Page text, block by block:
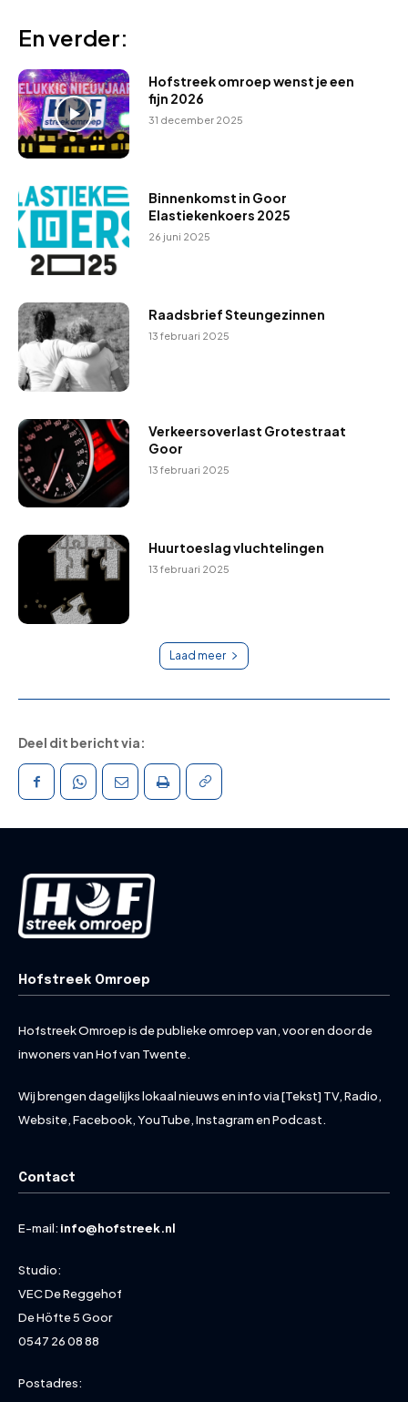
En verder:
Hofstreek omroep wenst je een
fijn 2026
31 december 2025
Binnenkomst in Goor
Elastiekenkoers 2025
26 juni 2025
Raadsbrief Steungezinnen
13 februari 2025
Verkeersoverlast Grotestraat
Goor
13 februari 2025
Huurtoeslag vluchtelingen
13 februari 2025
Laad meer
Deel dit bericht via:
Hofstreek Omroep
Hofstreek Omroep is de publieke omroep van, voor en door de
inwoners van Hof van Twente.
Wij brengen dagelijks lokaal nieuws en info via [Tekst] TV, Radio,
Website, Facebook, YouTube, Instagram en Podcast.
Contact
E-mail: info@hofstreek.nl
Studio:
VEC De Reggehof
De Höfte 5 Goor
0547 26 08 88
Postadres: